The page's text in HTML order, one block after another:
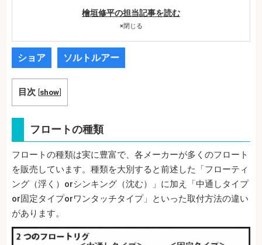
檜垣修平の担当記事を読む
×閉じる
ショア ソルトルアー
目次 [show]
フロートの種類
フロートの種類は実に豊富で、各メーカーが多くのフロート
を販売しています。種類を大別すると前述した「フローティ
ング（浮く）orシンキング（沈む）」に加え「中通しタイプ
or固定タイプorワンタッチタイプ」といった取付方法の違い
があります。